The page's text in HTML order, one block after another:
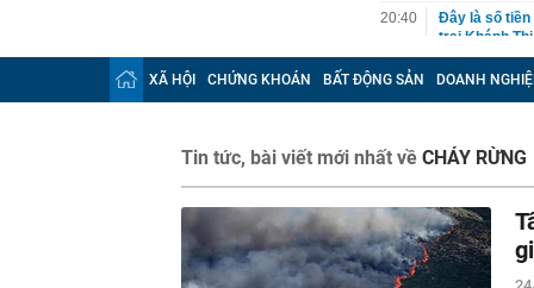
20:40
Đây là số tiền
trai Khánh
20:39
Công bố
sự kiện thúc
20:31
Thi hành
tỷ đồng
20:25
TikToker
20:24
iPhone 17
XÃ HỘI CHỨNG KHOÁN BẤT ĐỘNG SẢN DOANH
Tin tức, bài viết mới nhất về CHÁY RỪNG